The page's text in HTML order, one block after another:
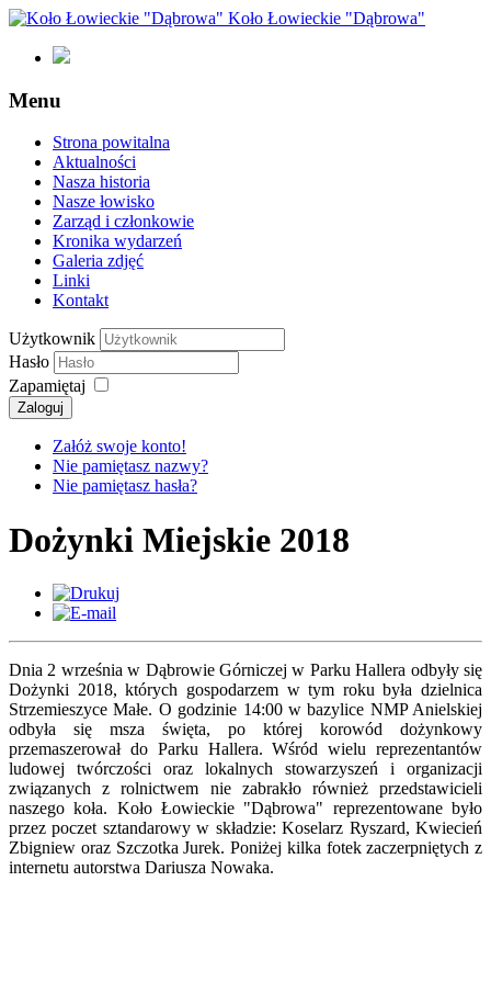
Koło Łowieckie "Dąbrowa"
Menu
Strona powitalna
Aktualności
Nasza historia
Nasze łowisko
Zarząd i członkowie
Kronika wydarzeń
Galeria zdjęć
Linki
Kontakt
Użytkownik
Hasło
Zapamiętaj
Załóż swoje konto!
Nie pamiętasz nazwy?
Nie pamiętasz hasła?
Dożynki Miejskie 2018
Dnia 2 września w Dąbrowie Górniczej w Parku Hallera odbyły się
Dożynki 2018, których gospodarzem w tym roku była dzielnica
Strzemieszyce Małe. O godzinie 14:00 w bazylice NMP Anielskiej
odbyła się msza święta, po której korowód dożynkowy
przemaszerował do Parku Hallera. Wśród wielu reprezentantów
ludowej twórczości oraz lokalnych stowarzyszeń i organizacji
związanych z rolnictwem nie zabrakło również przedstawicieli
naszego koła. Koło Łowieckie "Dąbrowa" reprezentowane było
przez poczet sztandarowy w składzie: Koselarz Ryszard, Kwiecień
Zbigniew oraz Szczotka Jurek. Poniżej kilka fotek zaczerpniętych z
internetu autorstwa Dariusza Nowaka.